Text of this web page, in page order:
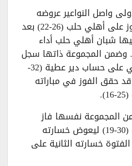
واصل النواعير عروضه
القوية، وحقق الفوز على أهلي حلب (26-22) بعد
شبان أهلي حلب أداء
وضمن المجموعة ذاتها سجل
الشعلة فوزه الثاني على حساب دير عطية (32-
حقق الفوز في مباراته
المجموعة نفسها فاز
الفرات على الفتوة (30-19) ليعوض خسارته
خسارته الثانية على